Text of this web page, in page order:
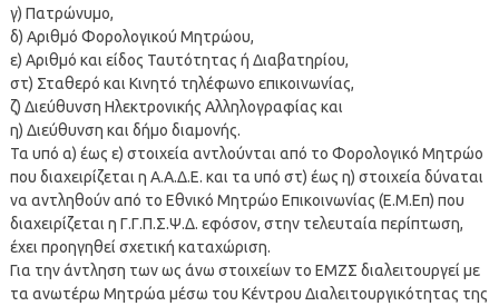
γ) Πατρώνυμο,
δ) Αριθμό Φορολογικού Μητρώου,
ε) Αριθμό και είδος Ταυτότητας ή Διαβατηρίου,
στ) Σταθερό και Κινητό τηλέφωνο επικοινωνίας,
ζ) Διεύθυνση Ηλεκτρονικής Αλληλογραφίας και
η) Διεύθυνση και δήμο διαμονής.
Τα υπό α) έως ε) στοιχεία αντλούνται από το Φορολογικό Μητρώο
που διαχειρίζεται η Α.Α.Δ.Ε. και τα υπό στ) έως η) στοιχεία δύναται
να αντληθούν από το Εθνικό Μητρώο Επικοινωνίας (Ε.Μ.Επ) που
διαχειρίζεται η Γ.Γ.Π.Σ.Ψ.Δ. εφόσον, στην τελευταία περίπτωση,
έχει προηγηθεί σχετική καταχώριση.
Για την άντληση των ως άνω στοιχείων το ΕΜΖΣ διαλειτουργεί με
τα ανωτέρω Μητρώα μέσω του Κέντρου Διαλειτουργικότητας της